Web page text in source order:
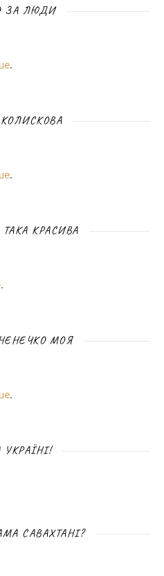
ЗА ЛЮДИ
.
.
КРАСИВА
.
МОЯ
.
САВАХТАНІ?